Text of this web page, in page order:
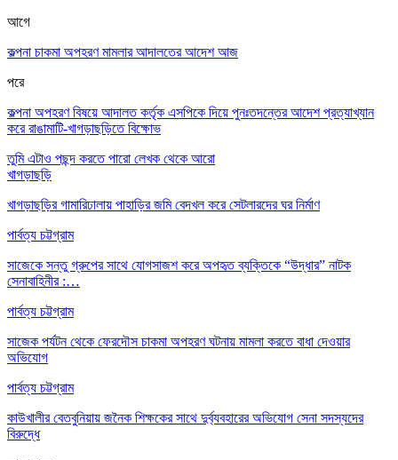
আগে
কল্পনা চাকমা অপহরণ মামলার আদালতের আদেশ আজ
পরে
কল্পনা অপহরণ বিষয়ে আদালত কর্তৃক এসপিকে দিয়ে পুনঃতদন্তের আদেশ প্রত্যাখ্যান
করে রাঙামাটি-খাগড়াছড়িতে বিক্ষোভ
তুমি এটাও পছন্দ করতে পারো লেখক থেকে আরো
খাগড়াছড়ি
খাগড়াছড়ির গামারিঢালায় পাহাড়ির জমি বেদখল করে সেটলারদের ঘর নির্মাণ
পার্বত্য চট্টগ্রাম
সাজেকে সন্তু গ্রুপের সাথে যোগসাজশ করে অপহৃত ব্যক্তিকে “উদ্ধার” নাটক
সেনাবাহিনীর :…
পার্বত্য চট্টগ্রাম
সাজেক পর্যটন থেকে ফেরদৌস চাকমা অপহরণ ঘটনায় মামলা করতে বাধা দেওয়ার
অভিযোগ
পার্বত্য চট্টগ্রাম
কাউখালীর বেতবুনিয়ায় জনৈক শিক্ষকের সাথে দুর্ব্যবহারের অভিযোগ সেনা সদস্যদের
বিরুদ্ধে